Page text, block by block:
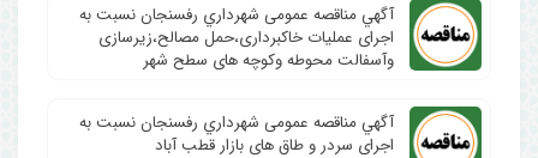
آگهي مناقصه عمومی شهرداري رفسنجان نسبت به
اجرای عملیات خاکبرداری،حمل مصالح،زیرسازی
وآسفالت محوطه وکوچه های سطح شهر
آگهي مناقصه عمومی شهرداري رفسنجان نسبت به
اجرای سردر و طاق های بازار قطب آباد